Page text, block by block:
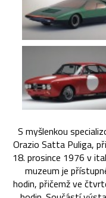
S myšlenkou
Orazio Satta Puliga,
18. prosince 1976 v
muzeum je
hodin, přičemž ve